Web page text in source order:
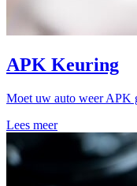
APK Keuring
Moet uw auto weer APK
Lees meer